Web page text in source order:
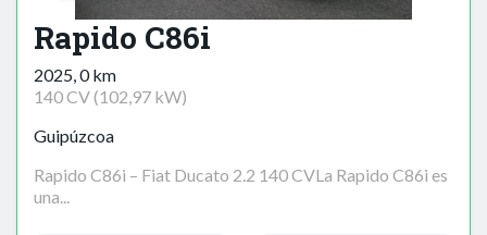
Rapido C86i
2025, 0 km
140 CV (102,97 kW)
Guipúzcoa
Rapido C86i – Fiat Ducato 2.2 140 CVLa Rapido C86i es
una...